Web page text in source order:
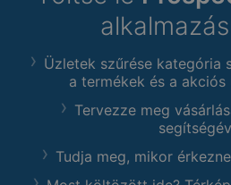
Üzletek szűrése kategória
a termékek és a
Tervezze meg
Tudja meg, mikor